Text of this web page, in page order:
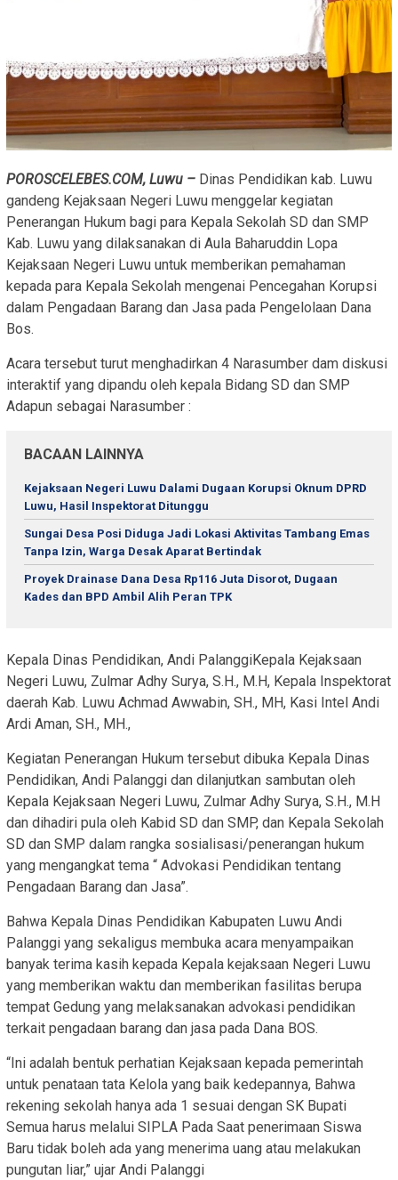
POROSCELEBES.COM, Luwu – Dinas Pendidikan kab. Luwu
gandeng Kejaksaan Negeri Luwu menggelar kegiatan
Penerangan Hukum bagi para Kepala Sekolah SD dan SMP
Kab. Luwu yang dilaksanakan di Aula Baharuddin Lopa
Kejaksaan Negeri Luwu untuk memberikan pemahaman
kepada para Kepala Sekolah mengenai Pencegahan Korupsi
dalam Pengadaan Barang dan Jasa pada Pengelolaan Dana
Bos.
Acara tersebut turut menghadirkan 4 Narasumber dam diskusi
interaktif yang dipandu oleh kepala Bidang SD dan SMP
Adapun sebagai Narasumber :
BACAAN LAINNYA
Kejaksaan Negeri Luwu Dalami Dugaan Korupsi Oknum DPRD
Luwu, Hasil Inspektorat Ditunggu
Sungai Desa Posi Diduga Jadi Lokasi Aktivitas Tambang Emas
Tanpa Izin, Warga Desak Aparat Bertindak
Proyek Drainase Dana Desa Rp116 Juta Disorot, Dugaan
Kades dan BPD Ambil Alih Peran TPK
Kepala Dinas Pendidikan, Andi PalanggiKepala Kejaksaan
Negeri Luwu, Zulmar Adhy Surya, S.H., M.H, Kepala Inspektorat
daerah Kab. Luwu Achmad Awwabin, SH., MH, Kasi Intel Andi
Ardi Aman, SH., MH.,
Kegiatan Penerangan Hukum tersebut dibuka Kepala Dinas
Pendidikan, Andi Palanggi dan dilanjutkan sambutan oleh
Kepala Kejaksaan Negeri Luwu, Zulmar Adhy Surya, S.H., M.H
dan dihadiri pula oleh Kabid SD dan SMP, dan Kepala Sekolah
SD dan SMP dalam rangka sosialisasi/penerangan hukum
yang mengangkat tema “ Advokasi Pendidikan tentang
Pengadaan Barang dan Jasa”.
Bahwa Kepala Dinas Pendidikan Kabupaten Luwu Andi
Palanggi yang sekaligus membuka acara menyampaikan
banyak terima kasih kepada Kepala kejaksaan Negeri Luwu
yang memberikan waktu dan memberikan fasilitas berupa
tempat Gedung yang melaksanakan advokasi pendidikan
terkait pengadaan barang dan jasa pada Dana BOS.
“Ini adalah bentuk perhatian Kejaksaan kepada pemerintah
untuk penataan tata Kelola yang baik kedepannya, Bahwa
rekening sekolah hanya ada 1 sesuai dengan SK Bupati
Semua harus melalui SIPLA Pada Saat penerimaan Siswa
Baru tidak boleh ada yang menerima uang atau melakukan
pungutan liar,” ujar Andi Palanggi